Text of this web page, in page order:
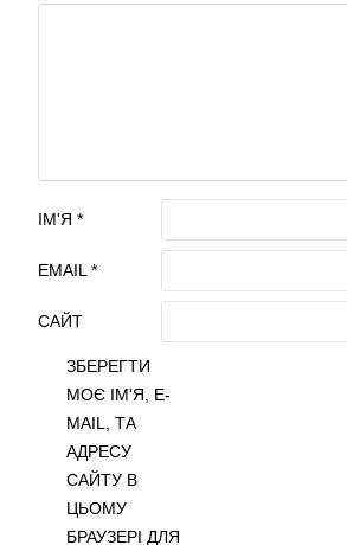
ІМ'Я *
EMAIL *
САЙТ
ЗБЕРЕГТИ
МОЄ ІМ'Я, E-
MAIL, ТА
АДРЕСУ
САЙТУ В
ЦЬОМУ
БРАУЗЕРІ ДЛЯ